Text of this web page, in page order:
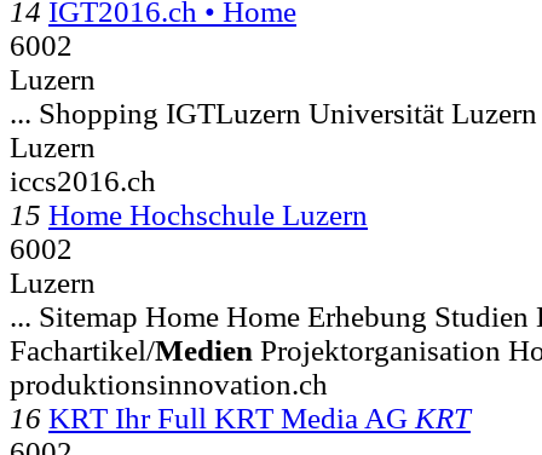
14 IGT2016.ch • Home
6002
Luzern
... Shopping IGTLuzern Universität
Luzern
iccs2016.ch
15 Home Hochschule Luzern
6002
Luzern
... Sitemap Home Home Erhebung
Fachartikel/Medien Projektorganisation
produktionsinnovation.ch
16 KRT Ihr Full KRT Media AG KRT